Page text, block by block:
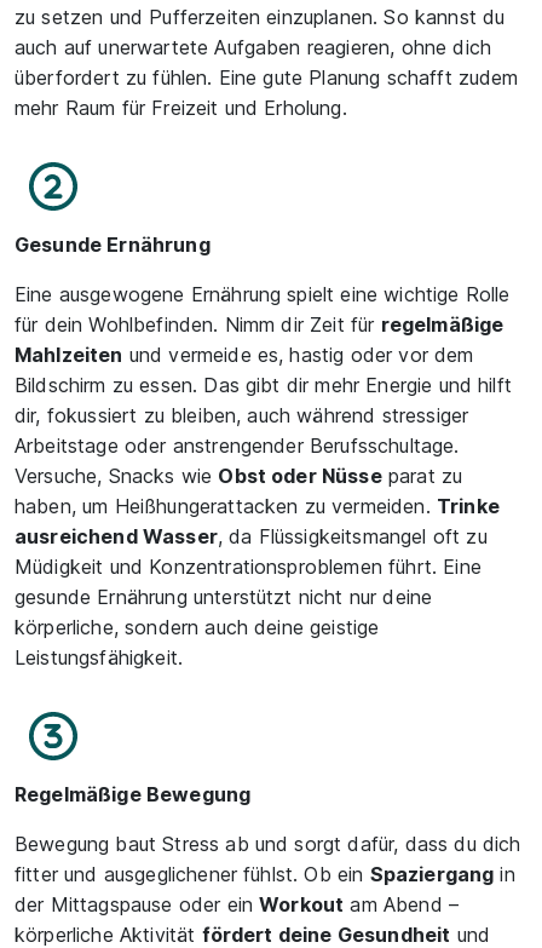
zu setzen und Pufferzeiten einzuplanen. So kannst du
auch auf unerwartete Aufgaben reagieren, ohne dich
überfordert zu fühlen. Eine gute Planung schafft zudem
mehr Raum für Freizeit und Erholung.
Gesunde Ernährung
Eine ausgewogene Ernährung spielt eine wichtige Rolle
für dein Wohlbefinden. Nimm dir Zeit für regelmäßige
Mahlzeiten und vermeide es, hastig oder vor dem
Bildschirm zu essen. Das gibt dir mehr Energie und hilft
dir, fokussiert zu bleiben, auch während stressiger
Arbeitstage oder anstrengender Berufsschultage.
Versuche, Snacks wie Obst oder Nüsseparat zu
haben, um Heißhungerattacken zu vermeiden. Trinke
ausreichend Wasser, da Flüssigkeitsmangel oft zu
Müdigkeit und Konzentrationsproblemen führt. Eine
gesunde Ernährung unterstützt nicht nur deine
körperliche, sondern auch deine geistige
Leistungsfähigkeit.
Regelmäßige Bewegung
Bewegung baut Stress ab und sorgt dafür, dass du dich
fitter und ausgeglichener fühlst. Ob ein Spaziergang in
der Mittagspause oder einWorkout am Abend –
körperliche Aktivität fördert deine Gesundheit und